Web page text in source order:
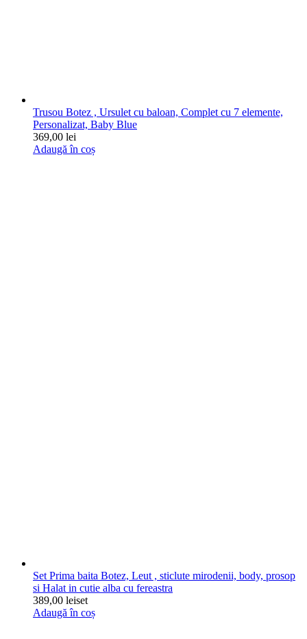
Trusou Botez , Ursulet cu baloan, Complet cu 7 elemente,
Personalizat, Baby Blue
369,00 lei
Adaugă în coș
Set Prima baita Botez, Leut , sticlute mirodenii, body, prosop
si Halat in cutie alba cu fereastra
389,00 leiset
Adaugă în coș